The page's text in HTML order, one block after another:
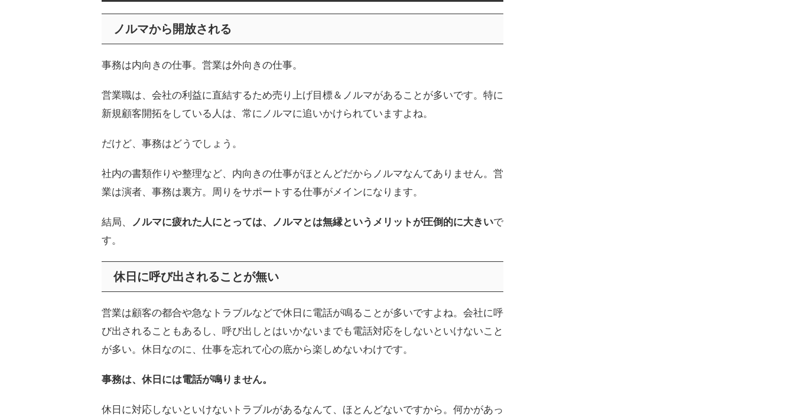
ノルマから開放される
事務は内向きの仕事。営業は外向きの仕事。
営業職は、会社の利益に直結するため売り上げ目標＆ノルマがあることが多いです。特に
新規顧客開拓をしている人は、常にノルマに追いかけられていますよね。
だけど、事務はどうでしょう。
社内の書類作りや整理など、内向きの仕事がほとんどだからノルマなんてありません。営
業は演者、事務は裏方。周りをサポートする仕事がメインになります。
結局、 ノルマに疲れた人にとっては、ノルマとは無縁というメリットが圧倒的に大きいで
す。
休日に呼び出されることが無い
営業は顧客の都合や急なトラブルなどで休日に電話が鳴ることが多いですよね。会社に呼
び出されることもあるし、呼び出しとはいかないまでも電話対応をしないといけないこと
が多い。休日なのに、仕事を忘れて心の底から楽しめないわけです。
事務は、休日には電話が鳴りません。
休日に対応しないといけないトラブルがあるなんて、ほとんどないですから。何かがあっ